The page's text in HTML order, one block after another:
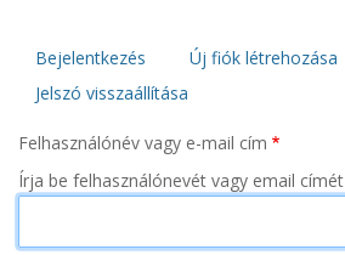
Elsődleges
fülek
Bejelentkezés
Új fiók létrehozása
Jelszó visszaállítása
Felhasználónév vagy e-mail cím
Írja be felhasználónevét vagy email címét